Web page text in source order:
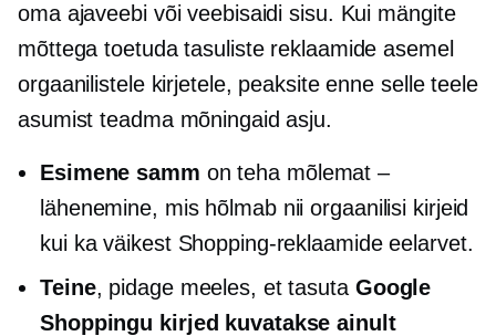
oma ajaveebi või veebisaidi sisu. Kui mängite
mõttega toetuda tasuliste reklaamide asemel
orgaanilistele kirjetele, peaksite enne selle teele
asumist teadma mõningaid asju.
Esimene samm on teha mõlemat –
lähenemine, mis hõlmab nii orgaanilisi kirjeid
kui ka väikest Shopping-reklaamide eelarvet.
Teine, pidage meeles, et tasuta Google
Shoppingu kirjed kuvatakse ainult